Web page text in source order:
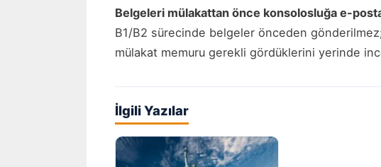
Belgeleri mülakattan önce konsolosluğa e-
B1/B2 sürecinde belgeler önceden
mülakat memuru gerekli gördüklerini yerinde
İlgili Yazılar